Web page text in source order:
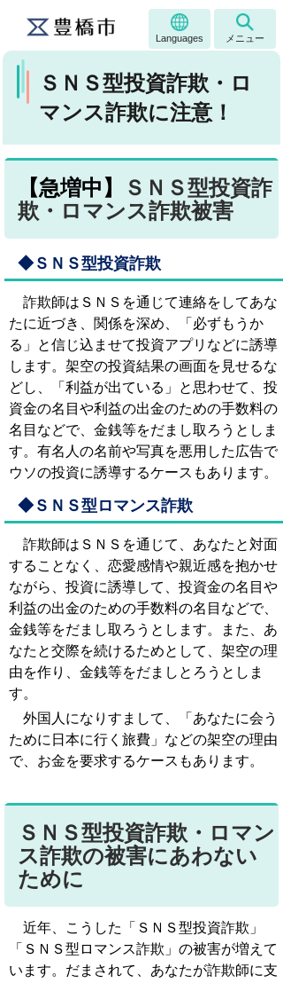
Languages メニュー
ＳＮＳ型投資詐欺・ロ
マンス詐欺に注意！
【急増中】
ＳＮＳ型投資詐
欺・ロマンス詐欺被害
◆ＳＮＳ型投資詐欺
詐欺師はＳＮＳを通じて連絡をしてあな
たに近づき、関係を深め、「必ずもうか
る」と信じ込ませて投資アプリなどに誘導
します。架空の投資結果の画面を見せるな
どし、「利益が出ている」と思わせて、投
資金の名目や利益の出金のための手数料の
名目などで、金銭等をだまし取ろうとしま
す。 有名人の名前や写真を悪用した広告で
ウソの投資に誘導するケースもあります。
◆ＳＮＳ型ロマンス詐欺
詐欺師はＳＮＳを通じて、あなたと対面
することなく、恋愛感情や親近感を抱かせ
ながら、投資に誘導して、投資金の名目や
利益の出金のための手数料の名目などで、
金銭等をだまし取ろうとします。また、あ
なたと交際を続けるためとして、架空の理
由を作り、金銭等をだましとろうとしま
す。
外国人になりすまして、「あなたに会う
ために日本に行く旅費」などの架空の理由
で、お金を要求するケースもあります。
ＳＮＳ型投資詐欺・ロマン
ス詐欺の被害にあわない
ために
近年、こうした「ＳＮＳ型投資詐欺」
「ＳＮＳ型ロマンス詐欺」の被害が増えて
います。だまされて、あなたが詐欺師に支